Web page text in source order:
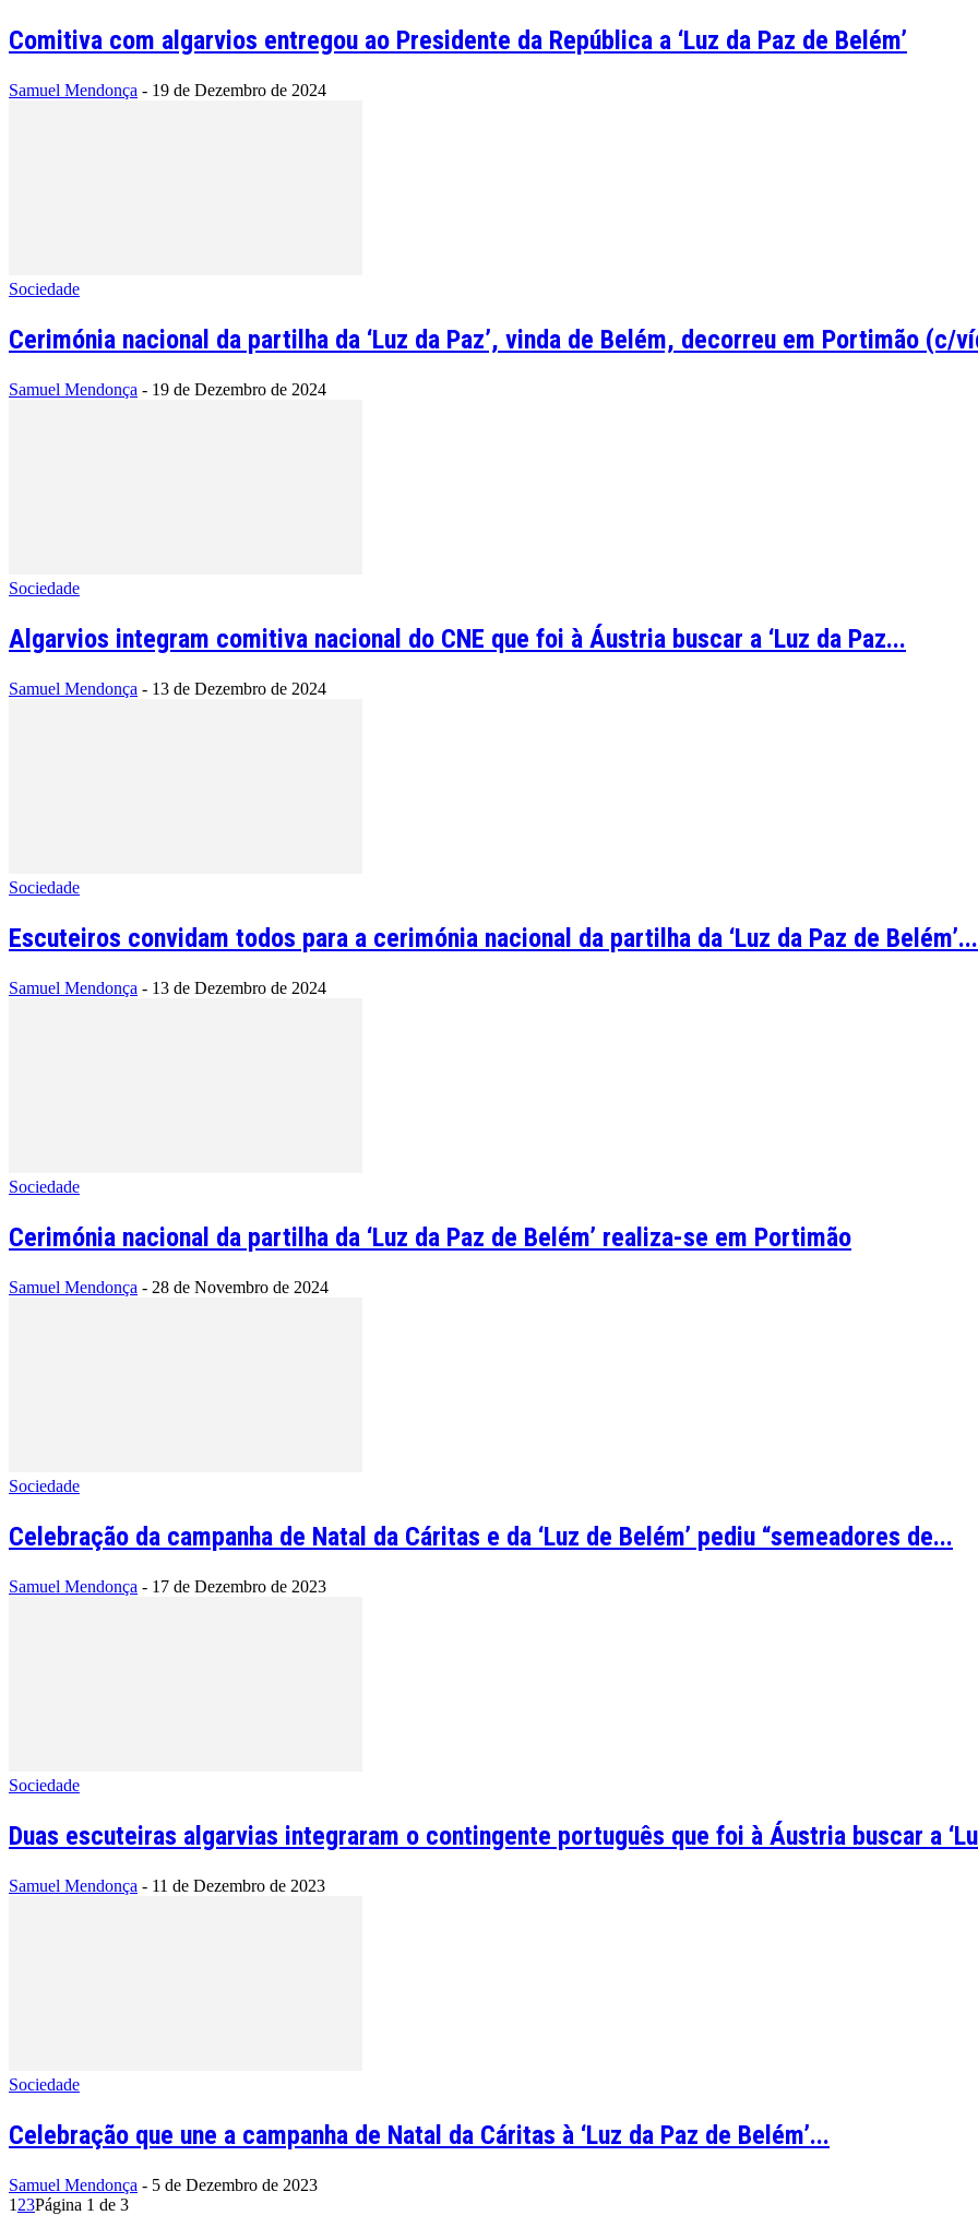
Comitiva com algarvios entregou ao Presidente da República a ‘Luz da Paz de Belém’
Samuel Mendonça - 19 de Dezembro de 2024
Sociedade
Cerimónia nacional da partilha da ‘Luz da Paz’, vinda de Belém, decorreu em Portimão (c/
Samuel Mendonça - 19 de Dezembro de 2024
Sociedade
Algarvios integram comitiva nacional do CNE que foi à Áustria buscar a ‘Luz da Paz...
Samuel Mendonça - 13 de Dezembro de 2024
Sociedade
Escuteiros convidam todos para a cerimónia nacional da partilha da ‘Luz da Paz de Belém’...
Samuel Mendonça - 13 de Dezembro de 2024
Sociedade
Cerimónia nacional da partilha da ‘Luz da Paz de Belém’ realiza-se em Portimão
Samuel Mendonça - 28 de Novembro de 2024
Sociedade
Celebração da campanha de Natal da Cáritas e da ‘Luz de Belém’ pediu “semeadores de...
Samuel Mendonça - 17 de Dezembro de 2023
Sociedade
Duas escuteiras algarvias integraram o contingente português que foi à Áustria buscar a
Samuel Mendonça - 11 de Dezembro de 2023
Sociedade
Celebração que une a campanha de Natal da Cáritas à ‘Luz da Paz de Belém’...
Samuel Mendonça - 5 de Dezembro de 2023
1 23Página 1 de 3